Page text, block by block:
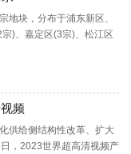
地块，分布于浦东新区、
)、嘉定区(3宗)、松江区
频
供给侧结构性改革、扩大
，2023世界超高清视频产